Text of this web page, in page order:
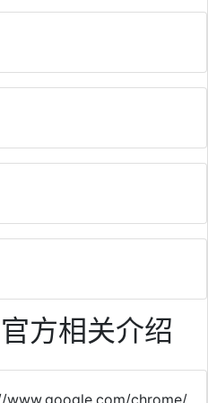
方相关介绍
www.google.com/chrome/